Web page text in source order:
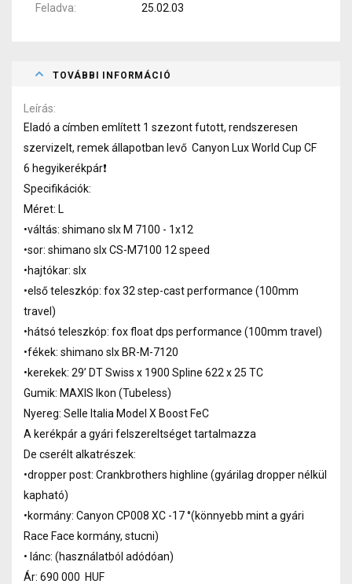
Feladva
25.02.03
TOVÁBBI INFORMÁCIÓ
Leírás
Eladó a címben említett 1 szezont futott, rendszeresen
szervizelt, remek állapotban levő Canyon Lux World Cup CF
6 hegyikerékpár❗️
Specifikációk:
Méret: L
•váltás: shimano slx M 7100 - 1x12
•sor: shimano slx CS-M7100 12 speed
•hajtókar: slx
•első teleszkóp: fox 32 step-cast performance (100mm
travel)
•hátsó teleszkóp: fox float dps performance (100mm travel)
•fékek: shimano slx BR-M-7120
•kerekek: 29’ DT Swiss x 1900 Spline 622 x 25 TC
Gumik: MAXIS Ikon (Tubeless)
Nyereg: Selle Italia Model X Boost FeC
A kerékpár a gyári felszereltséget tartalmazza
De cserélt alkatrészek:
•dropper post: Crankbrothers highline (gyárilag dropper nélkül
kapható)
•kormány: Canyon CP008 XC -17 °(könnyebb mint a gyári
Race Face kormány, stucni)
• lánc: (használatból adódóan)
Ár: 690 000 HUF